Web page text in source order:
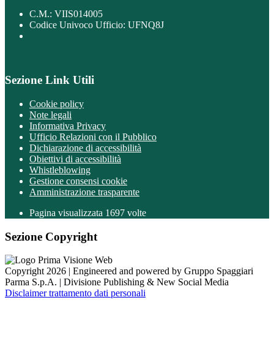
C.M.: VIIS014005
Codice Univoco Ufficio: UFNQ8J
Sezione Link Utili
Cookie policy
Note legali
Informativa Privacy
Ufficio Relazioni con il Pubblico
Dichiarazione di accessibilità
Obiettivi di accessibilità
Whistleblowing
Gestione consensi cookie
Amministrazione trasparente
Pagina visualizzata 1697 volte
Sezione Copyright
Copyright 2026 | Engineered and powered by Gruppo Spaggiari
Parma S.p.A. | Divisione Publishing & New Social Media
Disclaimer trattamento dati personali